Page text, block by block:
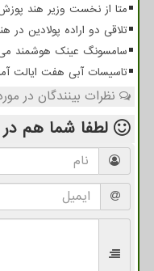
متا از نخست وزیر هند
تلاقی دو اراده پولادین در
سامسونگ عینک هوشمند
تاسیسات آبی هفت ایالت
نظرات بینندگان در
لطفا شما هم